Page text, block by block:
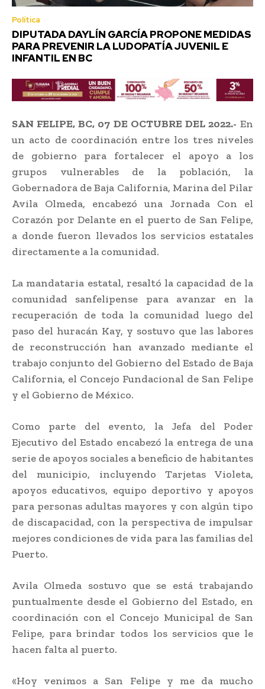
Política
DIPUTADA DAYLÍN GARCÍA PROPONE MEDIDAS
PARA PREVENIR LA LUDOPATÍA JUVENIL E
INFANTIL EN BC
SAN FELIPE, BC, 07 DE OCTUBRE DEL 2022.- En
un acto de coordinación entre los tres niveles
de gobierno para fortalecer el apoyo a los
grupos vulnerables de la población, la
Gobernadora de Baja California, Marina del Pilar
Avila Olmeda, encabezó una Jornada Con el
Corazón por Delante en el puerto de San Felipe,
a donde fueron llevados los servicios estatales
directamente a la comunidad.
La mandataria estatal, resaltó la capacidad de la
comunidad sanfelipense para avanzar en la
recuperación de toda la comunidad luego del
paso del huracán Kay, y sostuvo que las labores
de reconstrucción han avanzado mediante el
trabajo conjunto del Gobierno del Estado de Baja
California, el Concejo Fundacional de San Felipe
y el Gobierno de México.
Como parte del evento, la Jefa del Poder
Ejecutivo del Estado encabezó la entrega de una
serie de apoyos sociales a beneficio de habitantes
del municipio, incluyendo Tarjetas Violeta,
apoyos educativos, equipo deportivo y apoyos
para personas adultas mayores y con algún tipo
de discapacidad, con la perspectiva de impulsar
mejores condiciones de vida para las familias del
Puerto.
Avila Olmeda sostuvo que se está trabajando
puntualmente desde el Gobierno del Estado, en
coordinación con el Concejo Municipal de San
Felipe, para brindar todos los servicios que le
hacen falta al puerto.
«Hoy venimos a San Felipe y me da mucho